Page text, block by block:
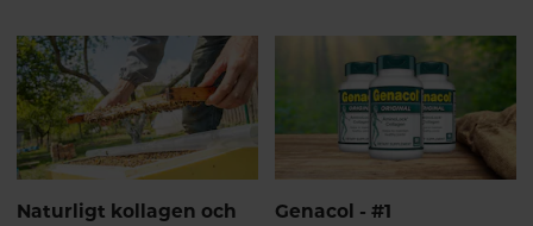
förekommer i en välfungerande
mage och tarm.
Naturligt kollagen och
Genacol - #1